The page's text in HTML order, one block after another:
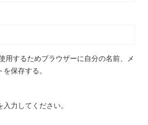
用するためブラウザーに自分の名前、メ
保存する。
力してください。